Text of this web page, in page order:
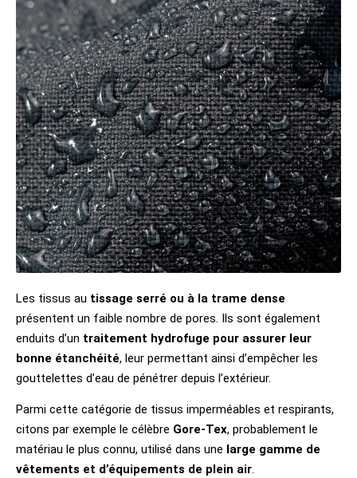
Les tissus au tissage serré ou à la trame dense
présentent un faible nombre de pores. Ils sont également
enduits d’un traitement hydrofuge pour assurer leur
bonne étanchéité, leur permettant ainsi d’empêcher les
gouttelettes d’eau de pénétrer depuis l’extérieur.
Parmi cette catégorie de tissus imperméables et respirants,
citons par exemple le célèbre Gore-Tex, probablement le
matériau le plus connu, utilisé dans une large gamme de
vêtements et d’équipements de plein air.